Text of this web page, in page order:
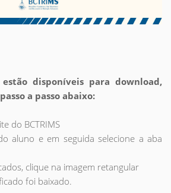
disponíveis para download,
a passo abaixo:
do BCTRIMS
aluno e em seguida selecione a aba
clique na imagem retangular
foi baixado.